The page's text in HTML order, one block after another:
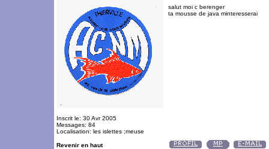
Inscrit le: 30 Avr 2005
Messages: 84
Localisation: les islettes ;meuse
salut moi c berenger
ta mousse de java minteresserai
Revenir en haut